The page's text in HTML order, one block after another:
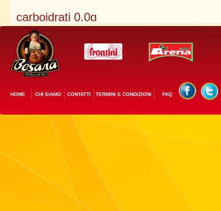
carboidrati 0,0g
proteine 25,2g
grassi 10,1g
Tipo confezione: Barattolo in vetro
HOME CHI SIAMO CONTATTI TERMINI E CONDIZIONI FAQ